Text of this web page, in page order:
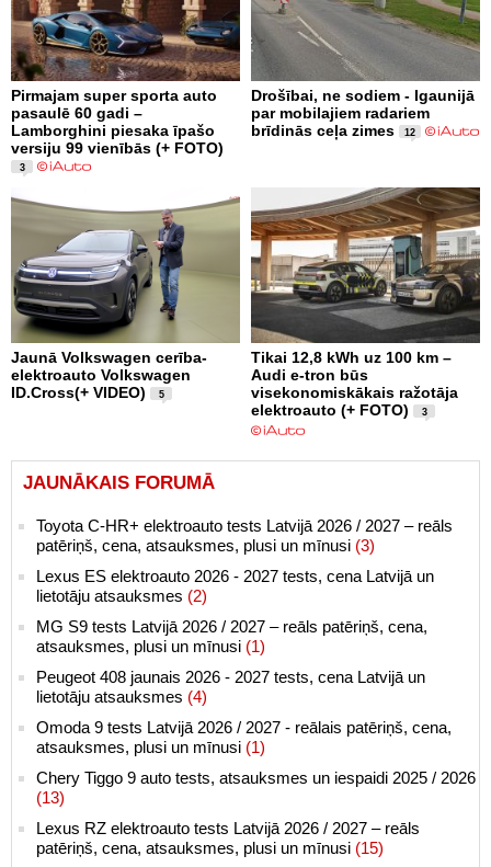
Pirmajam super sporta auto
pasaulē 60 gadi –
Lamborghini piesaka īpašo
versiju 99 vienībās (+ FOTO)
3
Drošībai, ne sodiem - Igaunijā
par mobilajiem radariem
brīdinās ceļa zimes
12
Jaunā Volkswagen cerība-
elektroauto Volkswagen
ID.Cross(+ VIDEO)
5
Tikai 12,8 kWh uz 100 km –
Audi e-tron būs
visekonomiskākais ražotāja
elektroauto (+ FOTO)
3
JAUNĀKAIS FORUMĀ
Toyota C-HR+ elektroauto tests Latvijā 2026 / 2027 – reāls
patēriņš, cena, atsauksmes, plusi un mīnusi (3)
Lexus ES elektroauto 2026 - 2027 tests, cena Latvijā un
lietotāju atsauksmes (2)
MG S9 tests Latvijā 2026 / 2027 – reāls patēriņš, cena,
atsauksmes, plusi un mīnusi (1)
Peugeot 408 jaunais 2026 - 2027 tests, cena Latvijā un
lietotāju atsauksmes (4)
Omoda 9 tests Latvijā 2026 / 2027 - reālais patēriņš, cena,
atsauksmes, plusi un mīnusi (1)
Chery Tiggo 9 auto tests, atsauksmes un iespaidi 2025 / 2026
(13)
Lexus RZ elektroauto tests Latvijā 2026 / 2027 – reāls
patēriņš, cena, atsauksmes, plusi un mīnusi (15)